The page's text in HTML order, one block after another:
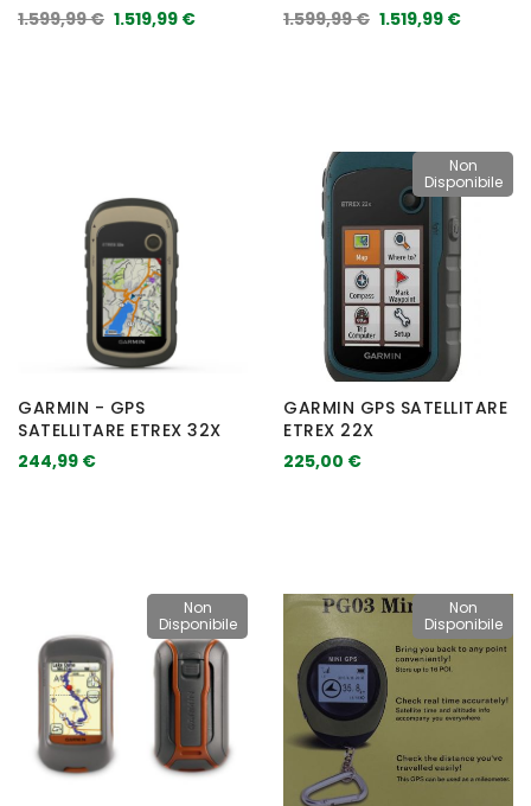
1.519,99 €
1.599,99 €
1.519,99 €
1.599,99 €
GARMIN - GPS
SATELLITARE ETREX 32X
244,99 €
Non
Disponibile
GARMIN GPS SATELLITARE
ETREX 22X
225,00 €
Non
Disponibile
Non
Disponibile